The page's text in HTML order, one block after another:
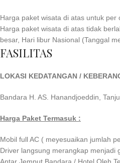
Harga paket wisata di atas untuk per
Harga paket wisata di atas tidak
besar, Hari libur Nasional (Tanggal
FASILITAS
LOKASI KEDATANGAN /
Bandara H. AS. Hanandjoeddin,
Harga Paket Termasuk :
Mobil full AC ( meyesuaikan jumlah
Driver langsung merangkap menjadi